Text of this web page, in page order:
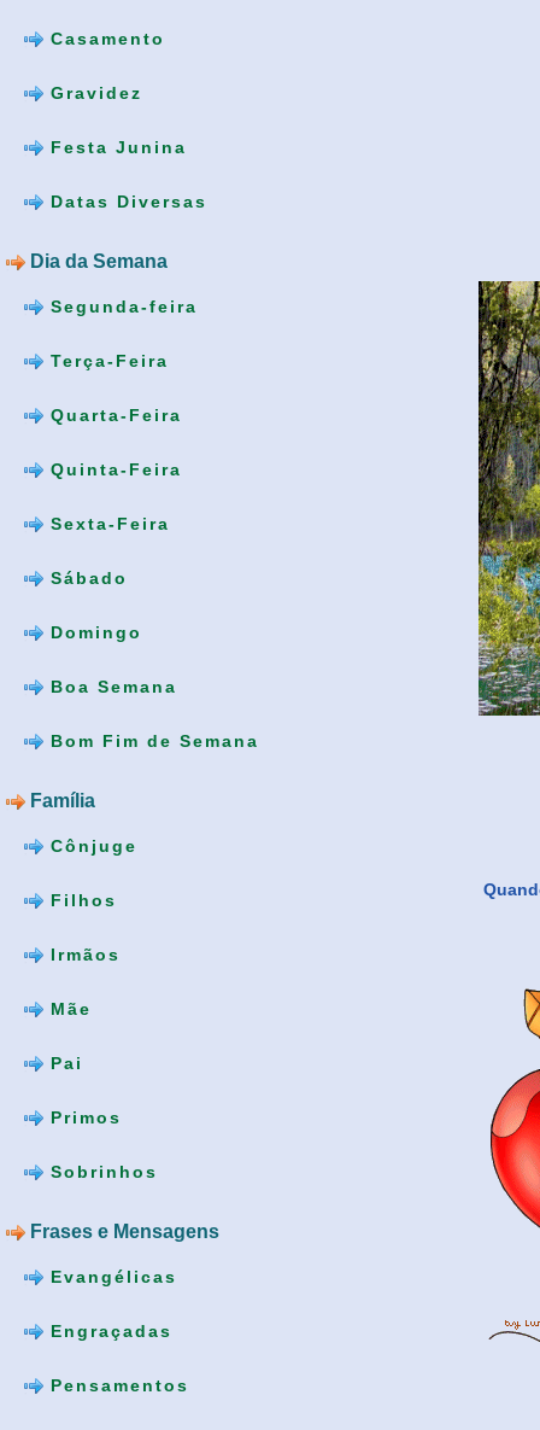
Casamento
Gravidez
Festa Junina
Datas Diversas
Dia da Semana
Segunda-feira
Terça-Feira
Quarta-Feira
Quinta-Feira
Sexta-Feira
Sábado
Domingo
Boa Semana
Bom Fim de Semana
Família
Cônjuge
Filhos
Irmãos
Mãe
Pai
Primos
Sobrinhos
Frases e Mensagens
Evangélicas
Engraçadas
Pensamentos